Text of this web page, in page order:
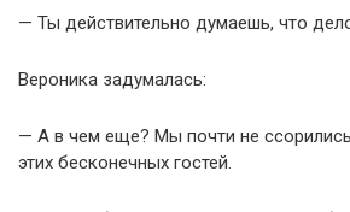
— Ты действительно думаешь, что
Вероника задумалась:
— А в чем еще? Мы почти не
этих бесконечных гостей.